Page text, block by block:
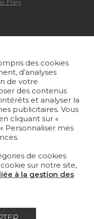
Frey
des cookies
d’analyses
de votre
des contenus
et analyser la
publicitaires. Vous
cliquant sur «
Personnaliser mes
de cookies
sur notre site,
à la gestion des